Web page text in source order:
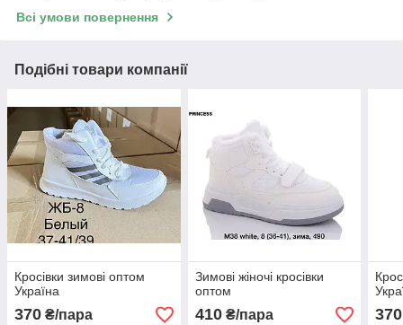
Всі умови повернення
Подібні товари компанії
Кросівки зимові оптом
Україна
370 ₴/пара
Зимові жіночі кросівки
оптом
410₴/пара 370